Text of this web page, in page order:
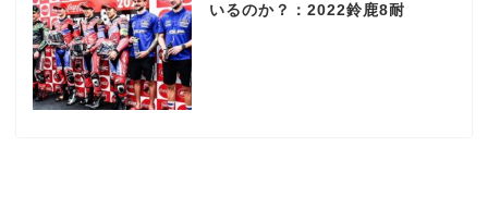
いるのか？：2022鈴鹿8耐